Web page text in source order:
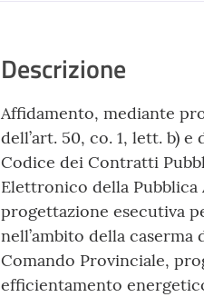
Descrizione
Affidamento, mediante
dell’art. 50, co. 1, lett. b) e
Codice dei Contratti
Elettronico della Pubblica
progettazione esecutiva
nell’ambito della
Comando Provinciale,
efficientamento